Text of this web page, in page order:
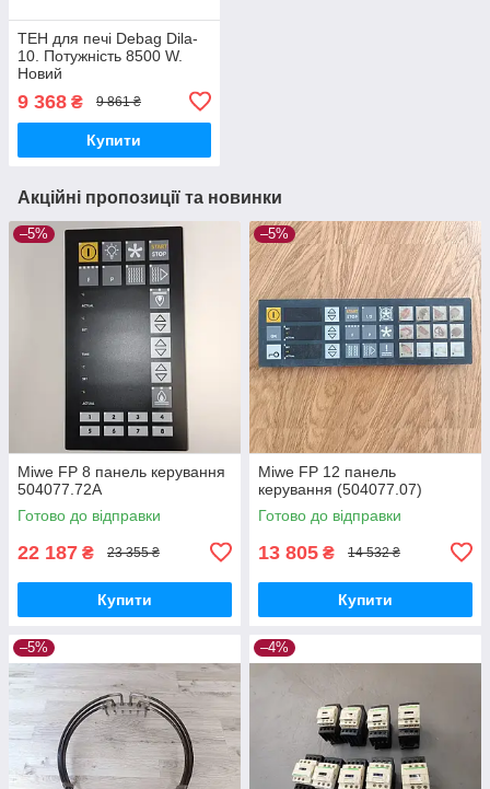
ТЕН для печі Debag Dila-
10. Потужність 8500 W.
Новий
9 368 ₴ 9 861 ₴
Купити
Акційні пропозиції та новинки
–5%
Miwe FP 8 панель керування
504077.72A
Готово до відправки
22 187 ₴ 23 355 ₴
Купити
–5%
Miwe FP 12 панель
керування (504077.07)
Готово до відправки
13 805 ₴ 14 532 ₴
Купити
–5% –4%